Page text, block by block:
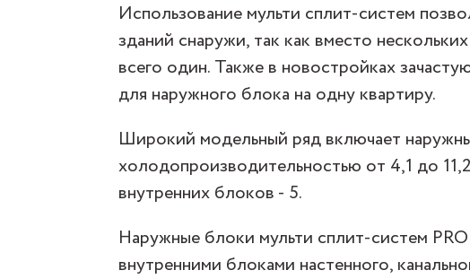
Использование мульти сплит-систем
зданий снаружи, так как вместо
всего один. Также в новостройках
для наружного блока на одну квартиру.
Широкий модельный ряд включает
холодопроизводительностью от 4,1 до
внутренних блоков - 5.
Наружные блоки мульти сплит-систем
внутренними блоками настенного,